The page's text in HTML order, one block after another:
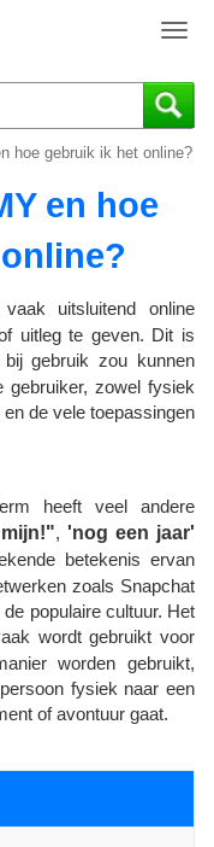
T
g
g
g
a
i
o
hoe gebruik ik het online?
en hoe
uitsluitend online
uitleg te geven. Dit is
gebruik zou kunnen
gebruiker, zowel fysiek
de vele toepassingen
heeft veel andere
, 'nog een jaar'
betekenis ervan
zoals Snapchat
populaire cultuur. Het
wordt gebruikt voor
worden gebruikt,
fysiek naar een
of avontuur gaat.